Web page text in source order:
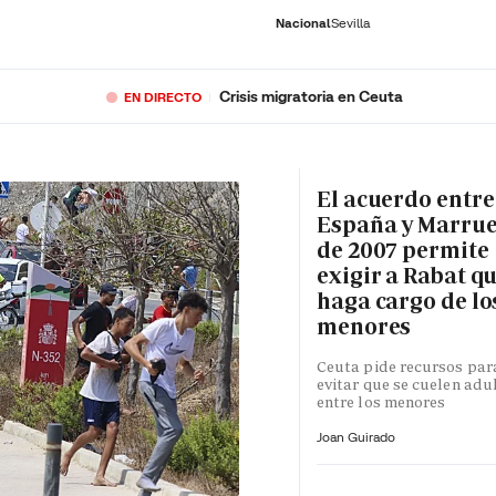
NacionalSevilla
ECONOMÍADEPORTES SOCIEDADCULTURAGENTEPLAY
EN DIRECTO Crisis migratoria en Ceuta
El acuerdo entre
España y
de 2007 permite
exigir a Rabat
haga cargo de
menores
Ceuta pide recursos
evitar que se cuelen
entre los menores
Joan Guirado